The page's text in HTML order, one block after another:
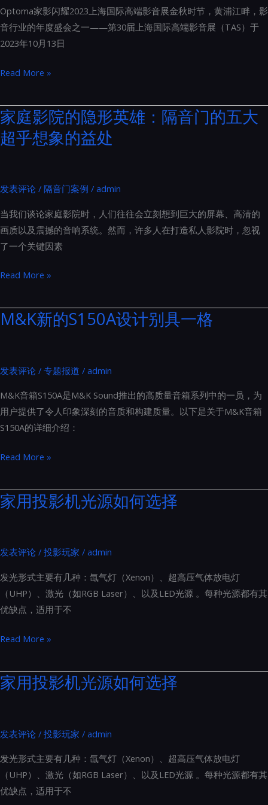
中
的
私
电
殿
堂
Optoma家影闪耀2023上海国际高端影音展金秋时节，黄浦江畔，影
音行业的年度盛会之一——第30届上海国际高端影音展（TAS）于
2023年10月13日
Optoma
影
闪
耀
海
际
高
端
音
Read More »
家庭影院的隐形英雄：隔音门的五大
超乎想象的益处
发表评论 / 隔音门案例 / admin
当我们谈论家庭影院时，人们往往会立刻想到巨大的屏幕、高清的
画质以及震撼的音响系统。然而，许多人在打造私人影院时，忽视
了一个关键因素
家
影
院
形
隔
门
大
想
的
益
处
Read More »
M&K新的S150A设计别具一格
发表评论 / 专题报道 / admin
M&K音箱S150A是M&K Sound推出的高质量音箱系列中的一员，为
用户提供了令人印象深刻的音质和构建质量。以下是关于M&K音箱
S150A的详细介绍：
M&K
的
S150A
别
一
格
Read More »
家用投影机光源如何选择
发表评论 / 投影玩家 / admin
发光形式主要有几种：氙气灯（Xenon）、超高压气体放电灯
（UHP）、激光（如RGB Laser）、以及LED光源 。每种光源都有其
优缺点，适用于不
家
投
影
源
何
选
择
Read More »
家用投影机光源如何选择
发表评论 / 投影玩家 / admin
发光形式主要有几种：氙气灯（Xenon）、超高压气体放电灯
（UHP）、激光（如RGB Laser）、以及LED光源 。每种光源都有其
优缺点，适用于不